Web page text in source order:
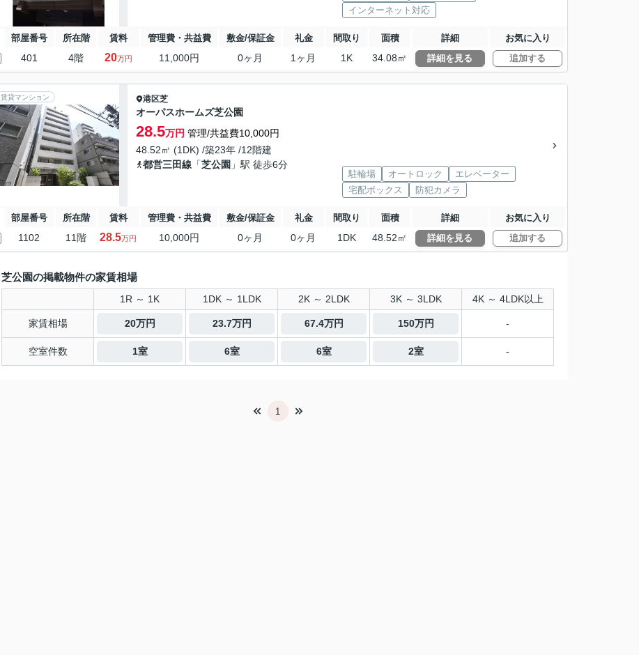
インターネット対応
部屋番号 所在階 賃料 管理費・共益費 敷金/保証金 礼金 間取り 面積 詳細 お気に入り
401 4階 20万円 11,000円 0ヶ月 1ヶ月 1K 34.08㎡ 詳細を見る 追加する
賃貸マンション 港区芝
オーパスホームズ芝公園
28.5万円 管理/共益費10,000円
48.52㎡ (1DK) /築23年 /12階建
都営三田線 「芝公園 」駅 徒歩6分
駐輪場 オートロック
エレベーター
宅配ボックス
防犯カメラ
部屋番号 所在階 賃料 管理費・共益費 敷金/保証金 礼金 間取り 面積 詳細 お気に入り
1102 11階 28.5万円 10,000円 0ヶ月 0ヶ月 1DK 48.52㎡ 詳細を見る 追加する
芝公園の掲載物件の家賃相場
1R ～ 1K 1DK ～ 1LDK 2K ～ 2LDK 3K ～ 3LDK 4K ～ 4LDK以上
家賃相場 20万円 23.7万円 67.4万円 150万円 -
空室件数 1室 6室 6室 2室 -
1